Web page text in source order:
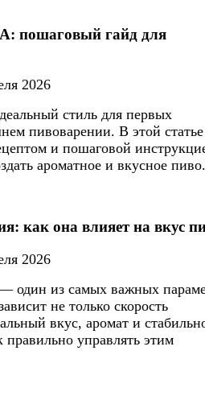
пошаговый гайд для
2026
стиль для первых
пивоварении. В этой
и пошаговой
ароматное и вкусное пиво.
как она влияет на вкус
2026
один из самых важных
не только скорость
вкус, аромат и
правильно управлять этим